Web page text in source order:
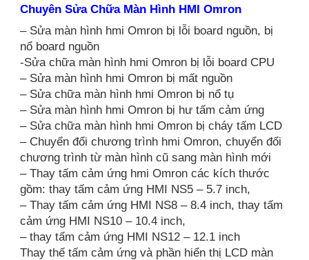
Chuyên Sửa Chữa Màn Hình HMI Omron
– Sửa màn hình hmi Omron bị lỗi board nguồn, bị
nổ board nguồn
-Sửa chữa màn hình hmi Omron bị lỗi board CPU
– Sửa màn hình hmi Omron bị mất nguồn
– Sửa chữa màn hình hmi Omron bị nổ tụ
– Sửa màn hình hmi Omron bị hư tấm cảm ứng
– Sửa chữa màn hình hmi Omron bị cháy tấm LCD
– Chuyển đổi chương trình hmi Omron, chuyển đổi
chương trình từ màn hình cũ sang màn hình mới
– Thay tấm cảm ứng hmi Omron các kích thước
gồm: thay tấm cảm ứng HMI NS5 – 5.7 inch,
– Thay tấm cảm ứng HMI NS8 – 8.4 inch, thay tấm
cảm ứng HMI NS10 – 10.4 inch,
– thay tấm cảm ứng HMI NS12 – 12.1 inch
Thay thế tấm cảm ứng và phần hiển thị LCD màn